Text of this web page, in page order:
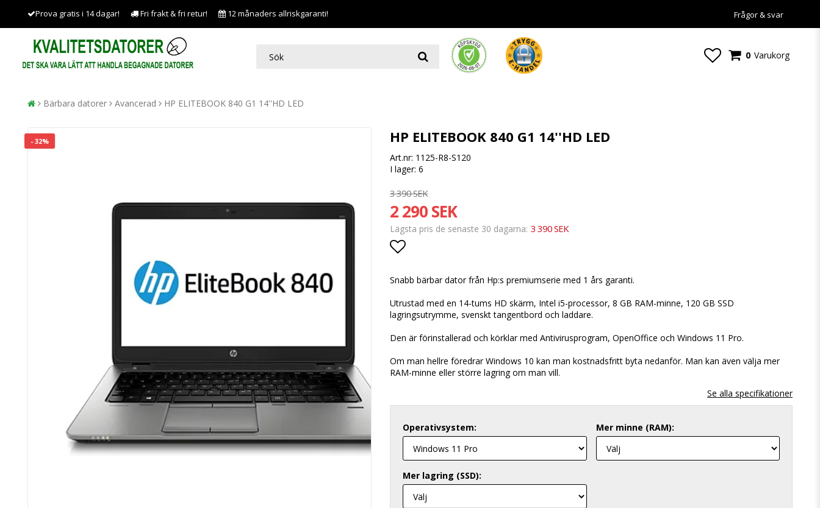
Prova gratis i 14 dagar! Fri frakt & fri retur! 12 månaders allriskgaranti! Frågor & svar
0 Varukorg
Bärbara datorer Avancerad HP ELITEBOOK 840 G1 14''HD LED
- 32% HP ELITEBOOK 840 G1 14''HD LED
Art.nr: 1125-R8-S120
I lager: 6
3 390 SEK
2 290 SEK
Lägsta pris de senaste 30 dagarna 3 390 SEK
Lägg till i favoritlistan
Snabb bärbar dator från Hp:s premiumserie med 1 års garanti.
Utrustad med en 14-tums HD skärm, Intel i5-processor, 8 GB RAM-minne, 120 GB SSD
lagringsutrymme, svenskt tangentbord och laddare.
Den är förinstallerad och körklar med Antivirusprogram, OpenOffice och Windows 11 Pro.
Om man hellre föredrar Windows 10 kan man kostnadsfritt byta nedanför. Man kan även välja mer
RAM-minne eller större lagring om man vill.
Operativsystem: Mer minne (RAM):
Mer lagring (SSD):